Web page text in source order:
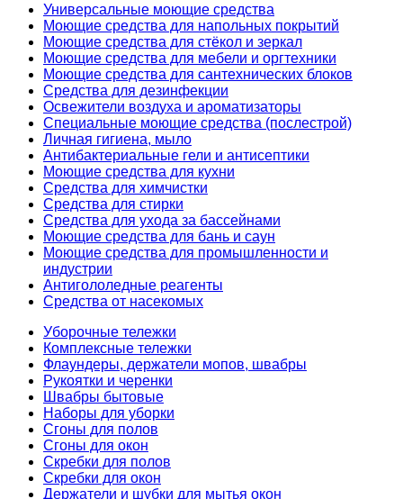
Универсальные моющие средства
Моющие средства для напольных покрытий
Моющие средства для стёкол и зеркал
Моющие средства для мебели и оргтехники
Моющие средства для сантехнических блоков
Средства для дезинфекции
Освежители воздуха и ароматизаторы
Специальные моющие средства (послестрой)
Личная гигиена, мыло
Антибактериальные гели и антисептики
Моющие средства для кухни
Средства для химчистки
Средства для стирки
Средства для ухода за бассейнами
Моющие средства для бань и саун
Моющие средства для промышленности и
индустрии
Антигололедные реагенты
Средства от насекомых
Уборочные тележки
Комплексные тележки
Флаундеры, держатели мопов, швабры
Рукоятки и черенки
Швабры бытовые
Наборы для уборки
Сгоны для полов
Сгоны для окон
Скребки для полов
Скребки для окон
Держатели и шубки для мытья окон